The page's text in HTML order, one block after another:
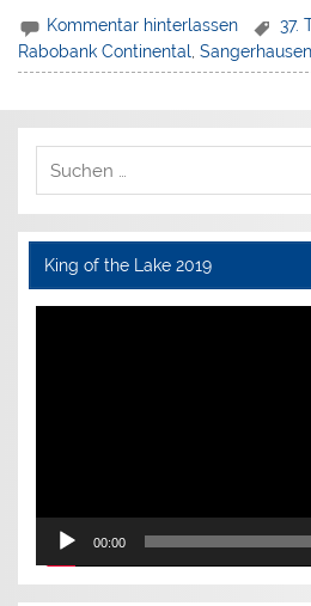
Kommentar hinterlassen 37.
Rabobank Continental ,Sangerhausen
King of the Lake 2019
Video-
00:00